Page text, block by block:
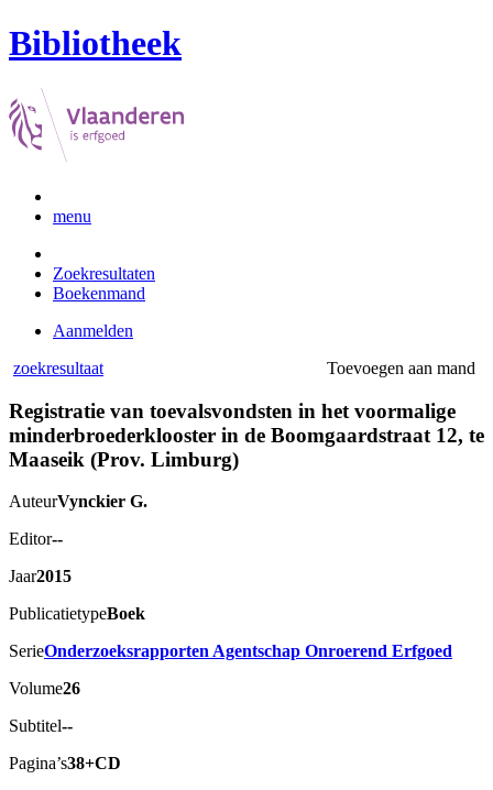
Bibliotheek
menu
Zoekresultaten
Boekenmand
Aanmelden
Toevoegen aan mand
zoekresultaat
Registratie van toevalsvondsten in het voormalige
minderbroederklooster in de Boomgaardstraat 12, te
Maaseik (Prov. Limburg)
AuteurVynckier G.
Editor--
Jaar2015
PublicatietypeBoek
SerieOnderzoeksrapporten Agentschap Onroerend Erfgoed
Volume26
Subtitel--
Pagina’s38+CD